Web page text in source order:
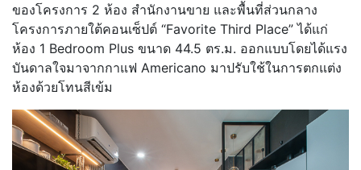
ของโครงการ 2 ห้อง สำนักงานขาย และพื้นที่ส่วนกลาง
โครงการภายใต้คอนเซ็ปต์ “Favorite Third Place” ได้แก่
ห้อง 1 Bedroom Plus ขนาด 44.5 ตร.ม. ออกแบบโดยได้แรง
บันดาลใจมาจากกาแฟ Americano มาปรับใช้ในการตกแต่ง
ห้องด้วยโทนสีเข้ม